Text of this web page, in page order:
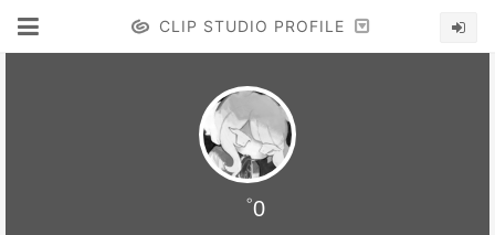
CLIP STUDIO PROFILE
゜0